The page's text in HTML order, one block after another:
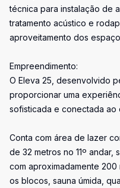
técnica para instalação de
tratamento acústico e
aproveitamento dos
Empreendimento:
O Eleva 25, desenvolvido
proporcionar uma
sofisticada e conectada ao
Conta com área de lazer
de 32 metros no 11º
com aproximadamente
os blocos, sauna úmida,